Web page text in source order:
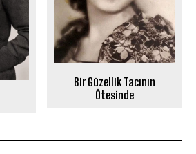
Bir Güzellik Tacının
Ötesinde